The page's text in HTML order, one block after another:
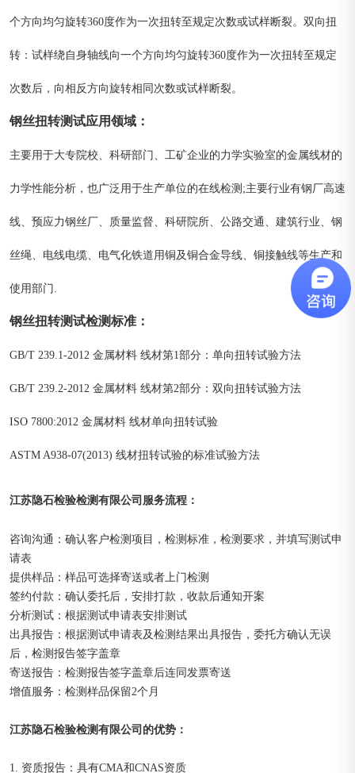
个方向均匀旋转360度作为一次扭转至规定次数或试样断裂。双向扭
转：试样绕自身轴线向一个方向均匀旋转360度作为一次扭转至规定
次数后，向相反方向旋转相同次数或试样断裂。
钢丝扭转测试应用领域 ：
主要用于大专院校、科研部门、工矿企业的力学实验室的金属线材的
力学性能分析，也广泛用于生产单位的在线检测;主要行业有钢厂高速
线、预应力钢丝厂、质量监督、科研院所、公路交通、建筑行业、钢
丝绳、电线电缆、电气化铁道用铜及铜合金导线、铜接触线等生产和
使用部门.
钢丝扭转测试检测标准 ：
GB/T 239.1-2012 金属材料 线材第1部分：单向扭转试验方法
GB/T 239.2-2012 金属材料 线材第2部分：双向扭转试验方法
ISO 7800:2012 金属材料 线材单向扭转试验
ASTM A938-07(2013) 线材扭转试验的标准试验方法
江苏隐石检验检测有限公司 服务流程 ：
咨询沟通：确认客户检测项目，检测标准，检测要求，并填写测试申
请表
提供样品：样品可选择寄送或者上门检测
签约付款：确认委托后，安排打款，收款后通知开案
分析测试：根据测试申请表安排测试
出具报告：根据测试申请表及检测结果出具报告，委托方确认无误
后，检测报告签字盖章
寄送报告：检测报告签字盖章后连同发票寄送
增值服务：检测样品保留2个月
江苏隐石检验检测有限公司的优势：
1. 资质报告：具有CMA和CNAS资质